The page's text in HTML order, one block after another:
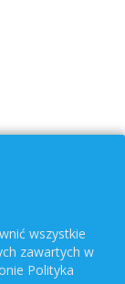
wszystkie
zawartych w
Polityka